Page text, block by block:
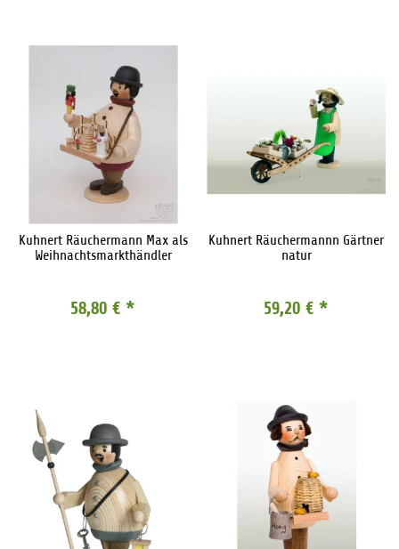
Kuhnert Räuchermann Max als
Weihnachtsmarkthändler
58,80 € *
Kuhnert Räuchermannn Gärtner
natur
59,20 € *